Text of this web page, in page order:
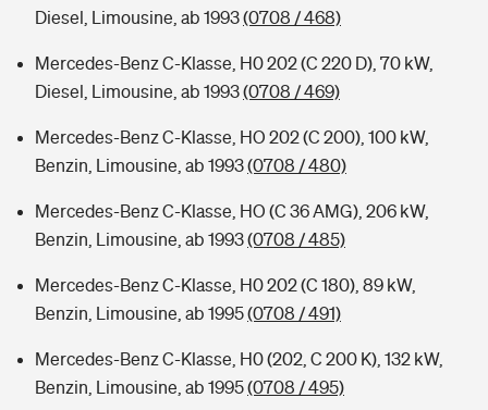
Diesel, Limousine, ab 1993(0708 / 468)
Mercedes-Benz C-Klasse, H0 202 (C 220 D), 70 kW,
Diesel, Limousine, ab 1993(0708 / 469)
Mercedes-Benz C-Klasse, HO 202 (C 200), 100 kW,
Benzin, Limousine, ab 1993(0708 / 480)
Mercedes-Benz C-Klasse, HO (C 36 AMG), 206 kW,
Benzin, Limousine, ab 1993(0708 / 485)
Mercedes-Benz C-Klasse, H0 202 (C 180), 89 kW,
Benzin, Limousine, ab 1995(0708 / 491)
Mercedes-Benz C-Klasse, H0 (202, C 200 K), 132 kW,
Benzin, Limousine, ab 1995(0708 / 495)